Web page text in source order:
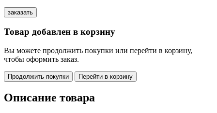
Товар добавлен в корзину
Вы можете продолжить покупки или перейти в корзину,
чтобы оформить заказ.
Продолжить покупки Перейти в корзину
Описание товара